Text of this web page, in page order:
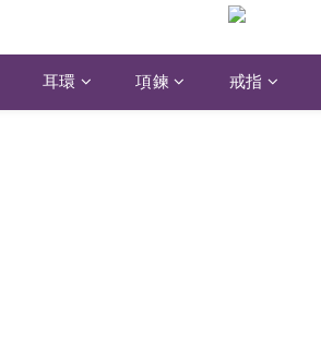
耳環 項鍊 戒指